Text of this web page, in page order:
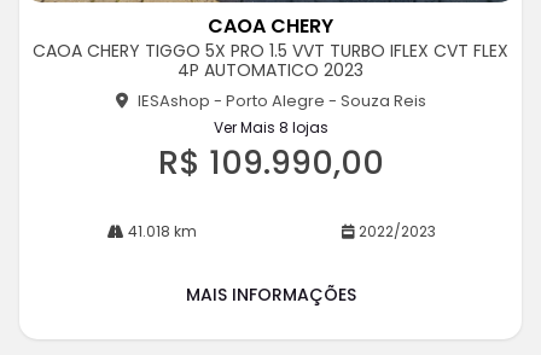
rtil
CAOA CHERY
CAOA CHERY TIGGO 5X PRO 1.5 VVT TURBO IFLEX CVT FLEX
4P AUTOMATICO 2023
IESAshop - Porto Alegre - Souza Reis
Ver Mais 8 lojas
R$ 109.990,00
41.018 km 2022/2023
MAIS INFORMAÇÕES